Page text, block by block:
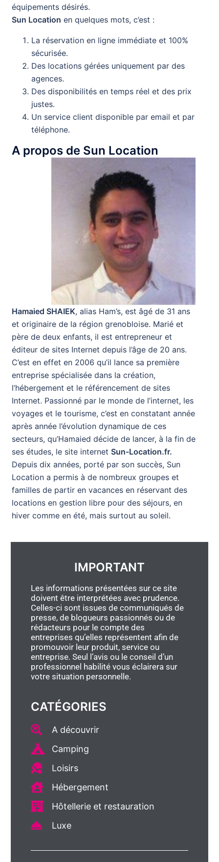
équipements désirés.
Sun Location en quelques mots, c’est :
La réservation en ligne immédiate et 100%
sécurisée.
Des locations gérées uniquement par des
agences.
Des disponibilités en temps réel et des prix
justes.
Un service client disponible par email et par
téléphone.
A propos de Sun Location
Hamaied SHAIEK, alias Ham’s, est âgé de 31 ans
et originaire de la région grenobloise. Marié et
père de deux enfants, il est entrepreneur et
éditeur de sites Internet depuis l’âge de 20 ans.
C’est en effet en 2006 qu’il lance sa première
entreprise spécialisée dans la création,
l’hébergement et le référencement de sites
Internet. Passionné par le monde de l’internet, les
voyages et le tourisme, c’est en constatant année
après année l’évolution dynamique de ces
secteurs, qu’Hamaied décide de lancer, à la fin de
ses études, le site internet Sun-Location.fr.
Depuis dix années, porté par son succès, Sun
Location a permis à de nombreux groupes et
familles de partir en vacances en réservant des
locations en gestion libre pour des séjours, en
hiver comme en été, mais surtout au soleil.
IMPORTANT
Les informations présentées sur ce site
doivent être interprétées avec prudence.
Celles-ci sont issues de communiqués de
presse, de blogueurs passionnés ou de
rédacteurs pour le compte des
entreprises qu’elles représentent afin de
promouvoir leur produit, service ou
entreprise. Seul l’avis ou le conseil d’un
professionnel habilité vous éclairera sur
votre situation personnelle.
CATÉGORIES
A découvrir
Camping
Loisirs
Hébergement
Hôtellerie et restauration
Luxe